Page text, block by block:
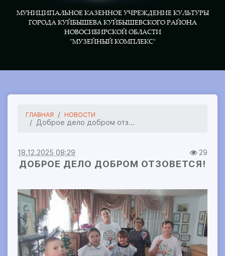
ГЛАВНАЯ НОВОСТИ
Доброе дело добром отз...
18.12.2025 08:29 29
ДОБРОЕ ДЕЛО ДОБРОМ ОТЗОВЕТСЯ!